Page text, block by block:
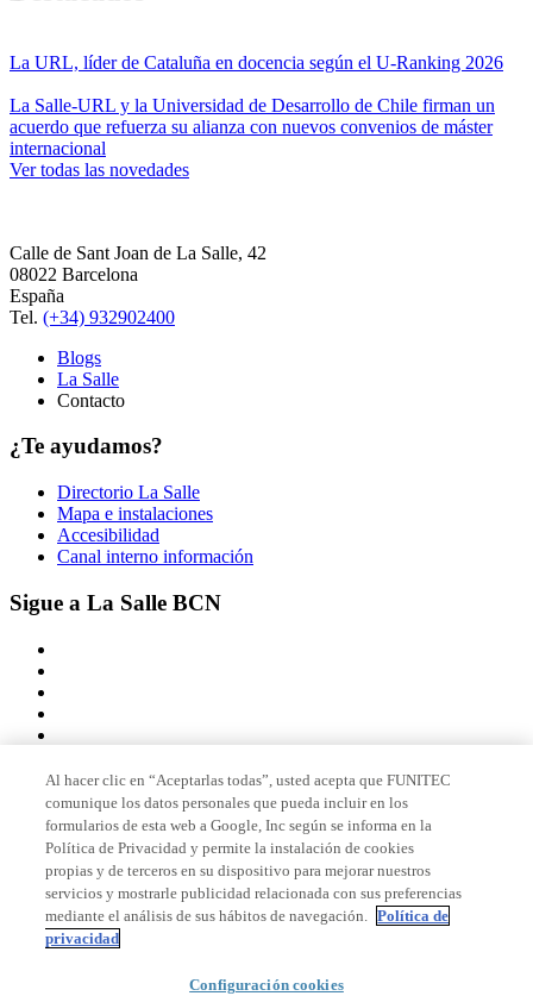
La URL, líder de Cataluña en docencia según el U-Ranking 2026
La Salle-URL y la Universidad de Desarrollo de Chile firman un
acuerdo que refuerza su alianza con nuevos convenios de máster
internacional
Ver todas las novedades
Calle de Sant Joan de La Salle, 42
08022 Barcelona
España
Tel. (+34) 932902400
Blogs
La Salle
Contacto
¿Te ayudamos?
Directorio La Salle
Mapa e instalaciones
Accesibilidad
Canal interno información
Sigue a La Salle BCN
Miembro de
Acreditaciones
© 2026 La Salle Campus Barcelona - URL |
Al hacer clic en “Aceptarlas todas”, usted acepta que FUNITEC
comunique los datos personales que pueda incluir en los
formularios de esta web a Google, Inc según se informa en la
Política de Privacidad y permite la instalación de cookies
propias y de terceros en su dispositivo para mejorar nuestros
servicios y mostrarle publicidad relacionada con sus preferencias
mediante el análisis de sus hábitos de navegación. Política de
privacidad
Configuración cookies